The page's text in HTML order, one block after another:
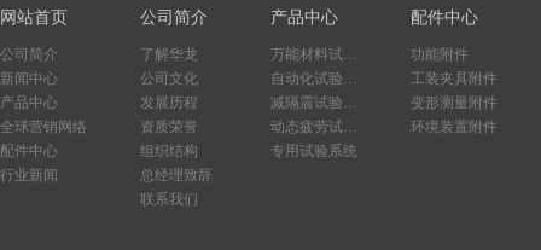
网站首页
公司简介
新闻中心
产品中心
全球营销网络
配件中心
行业新闻
公司简介
了解华龙
公司文化
发展历程
资质荣誉
组织结构
总经理致辞
联系我们
产品中心
万能材料试验系统
自动化试验系统
减隔震试验系统
动态疲劳试验系统
专用试验系统
配件中心
功能附件
工装夹具附件
变形测量附件
环境装置附件